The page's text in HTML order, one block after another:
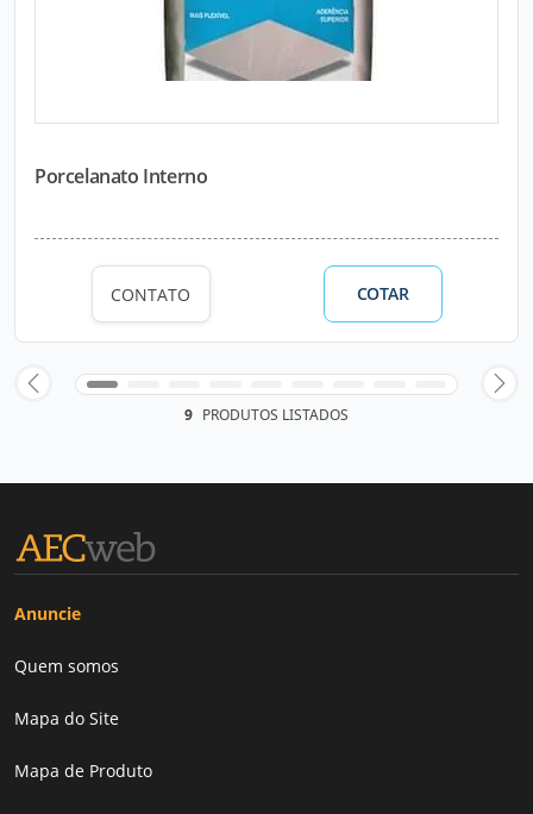
Porcelanato Interno
CONTATO COTAR
9 PRODUTOS LISTADOS
Anuncie
Quem somos
Mapa do Site
Mapa de Produto